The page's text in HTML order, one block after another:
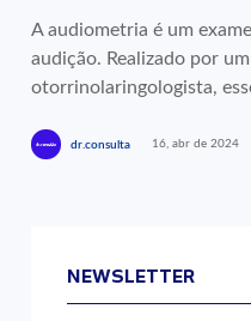
A audiometria é um
audição. Realizado por
otorrinolaringologista,
dr.consulta 16, abr de 2024
NEWSLETTER